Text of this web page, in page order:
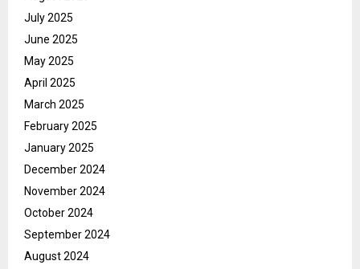
July 2025
June 2025
May 2025
April 2025
March 2025
February 2025
January 2025
December 2024
November 2024
October 2024
September 2024
August 2024